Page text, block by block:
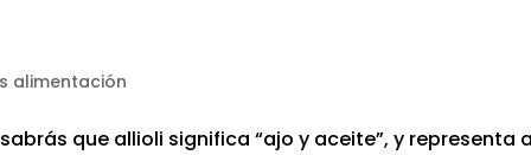
alimentación
que allioli significa “ajo y aceite”, y representa